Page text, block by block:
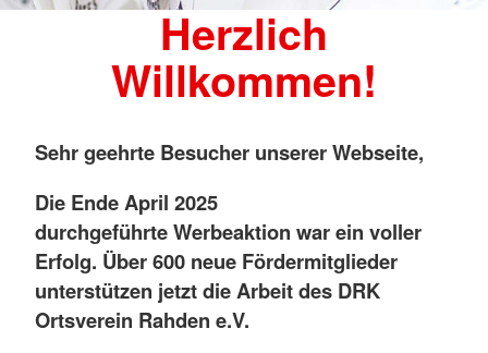
Herzlich
Willkommen!
Sehr geehrte Besucher unserer Webseite,
Die Ende April 2025
durchgeführte Werbeaktion war ein voller
Erfolg. Über 600 neue Fördermitglieder
unterstützen jetzt die Arbeit des DRK
Ortsverein Rahden e.V.